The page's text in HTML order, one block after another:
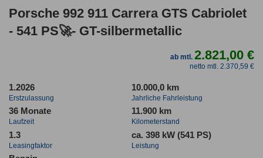
Porsche 992 911 Carrera GTS Cabriolet
- 541 PS🚀- GT-silbermetallic
ab mtl.2.821,00 €
netto mtl. 2.370,59 €
1.2026
Erstzulassung
10.000,0 km
Jahrliche Fahrleistung
36 Monate
Laufzeit
11.900 km
Kilometerstand
1.3
Leasingfaktor
ca. 398 kW (541 PS)
Leistung